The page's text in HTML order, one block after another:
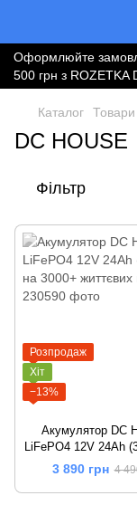
Оформлюйте
500 грн з ROZETKA
Каталог
DC HOUSE
Фільтр
Розпродаж
Хіт
−13%
Акумулятор DC
LiFePO4 12V 24Ah
3000+ життєвих
3 890 грн 4